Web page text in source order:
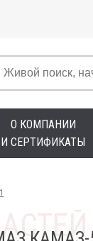
О КОМПАНИИ
И СЕРТИФИКАТЫ